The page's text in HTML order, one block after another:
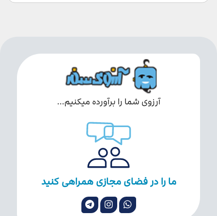
آرزوی شما را برآورده میکنیم...
ما را در فضای مجازی همراهی کنید